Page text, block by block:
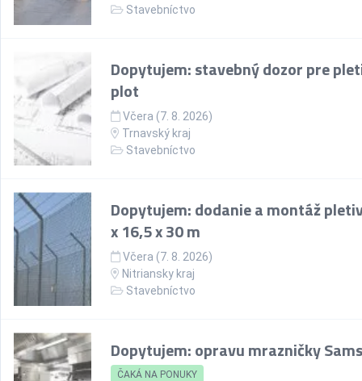
Stavebníctvo
Dopytujem: stavebný dozor pre
plot
Včera (7. 8. 2026)
Trnavský kraj
Stavebníctvo
Dopytujem: dodanie a montáž
x 16,5 x 30 m
Včera (7. 8. 2026)
Nitriansky kraj
Stavebníctvo
Dopytujem: opravu mrazničky
ČAKÁ NA PONUKY